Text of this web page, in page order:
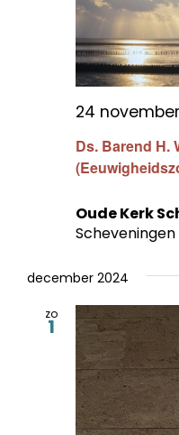
Ds. Barend H.
24
Oude Kerk
Scheveningen
december 2024
zo
1